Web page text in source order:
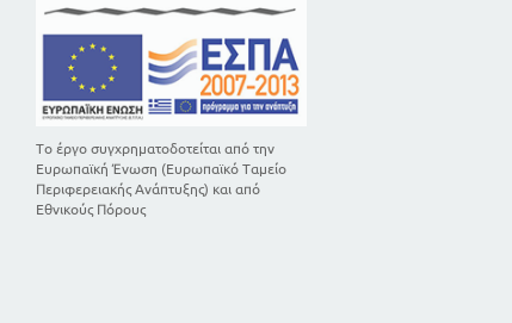
Το έργο συγχρηματοδοτείται από την
Ευρωπαϊκή Ένωση (Ευρωπαϊκό Ταμείο
Περιφερειακής Ανάπτυξης) και από
Εθνικούς Πόρους